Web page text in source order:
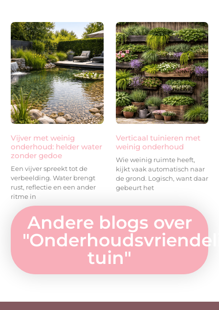
Vijver met weinig
onderhoud: helder water
zonder gedoe
Een vijver spreekt tot de
verbeelding. Water brengt
rust, reflectie en een ander
ritme in
Verticaal tuinieren met
weinig onderhoud
Wie weinig ruimte heeft,
kijkt vaak automatisch naar
de grond. Logisch, want daar
gebeurt het
Andere blogs over
"
tuin"